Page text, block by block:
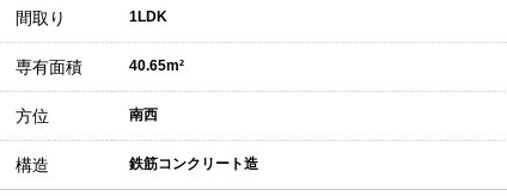
間取り 1LDK
専有面積 40.65m²
方位 南西
構造 鉄筋コンクリート造